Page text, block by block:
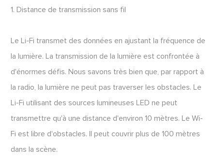
1. Distance de transmission sans fil
Le Li-Fi transmet des données en ajustant la fréquence de
la lumière. La transmission de la lumière est confrontée à
d'énormes défis. Nous savons très bien que, par rapport à
la radio, la lumière ne peut pas traverser les obstacles. Le
Li-Fi utilisant des sources lumineuses LED ne peut
transmettre qu'à une distance d'environ 10 mètres. Le Wi-
Fi est libre d'obstacles. Il peut couvrir plus de 100 mètres
dans la scène.